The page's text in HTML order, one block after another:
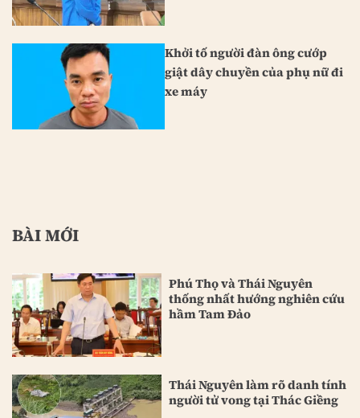
Khởi tố người đàn ông cướp
giật dây chuyền của phụ nữ đi
xe máy
BÀI MỚI
Phú Thọ và Thái Nguyên
thống nhất hướng nghiên cứu
hầm Tam Đảo
Thái Nguyên làm rõ danh tính
người tử vong tại Thác Giềng